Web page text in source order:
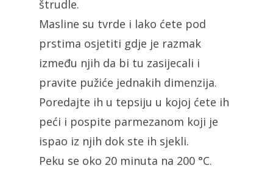
štrudle.
Masline su tvrde i lako ćete pod
prstima osjetiti gdje je razmak
između njih da bi tu zasijecali i
pravite pužiće jednakih dimenzija.
Poredajte ih u tepsiju u kojoj ćete ih
peći i pospite parmezanom koji je
ispao iz njih dok ste ih sjekli.
Peku se oko 20 minuta na 200 °C.